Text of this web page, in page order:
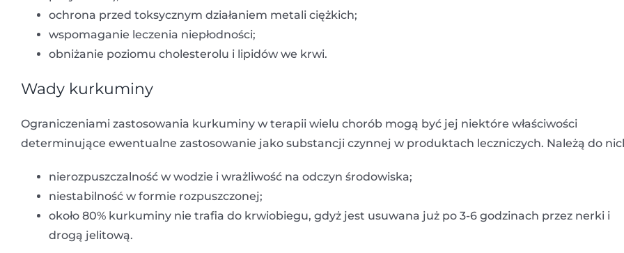
ochrona przed toksycznym działaniem metali ciężkich;
wspomaganie leczenia niepłodności;
obniżanie poziomu cholesterolu i lipidów we krwi.
Wady kurkuminy
Ograniczeniami zastosowania kurkuminy w terapii wielu chorób mogą być jej niektóre właściwości
determinujące ewentualne zastosowanie jako substancji czynnej w produktach leczniczych. Należą do
nierozpuszczalność w wodzie i wrażliwość na odczyn środowiska;
niestabilność w formie rozpuszczonej;
około 80% kurkuminy nie trafia do krwiobiegu, gdyż jest usuwana już po 3-6 godzinach przez nerki i
drogą jelitową.